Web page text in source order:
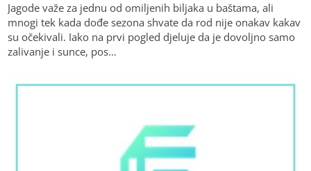
Jagode važe za jednu od omiljenih biljaka u baštama, ali
mnogi tek kada dođe sezona shvate da rod nije onakav kakav
su očekivali. Iako na prvi pogled djeluje da je dovoljno samo
zalivanje i sunce, pos…